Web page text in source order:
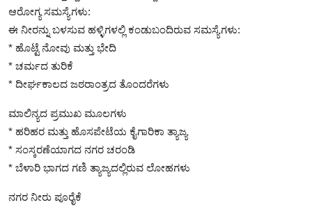
ಆರೋಗ್ಯ ಸಮಸ್ಯೆಗಳು:
ಈ ನೀರನ್ನು ಬಳಸುವ ಹಳ್ಳಿಗಳಲ್ಲಿ ಕಂಡುಬಂದಿರುವ ಸಮಸ್ಯೆಗಳು:
* ಹೊಟ್ಟೆ ನೋವು ಮತ್ತು ಭೇದಿ
* ಚರ್ಮದ ತುರಿಕೆ
* ದೀರ್ಘಕಾಲದ ಜಠರಾಂತ್ರದ ತೊಂದರೆಗಳು
ಮಾಲಿನ್ಯದ ಪ್ರಮುಖ ಮೂಲಗಳು
* ಹರಿಹರ ಮತ್ತು ಹೊಸಪೇಟೆಯ ಕೈಗಾರಿಕಾ ತ್ಯಾಜ್ಯ
* ಸಂಸ್ಕರಣೆಯಾಗದ ನಗರ ಚರಂಡಿ
* ಬೆಳಾರಿ ಭಾಗದ ಗಣಿ ತ್ಯಾಜ್ಯದಲ್ಲಿರುವ ಲೋಹಗಳು
ನಗರ ನೀರು ಪೂರೈಕೆ